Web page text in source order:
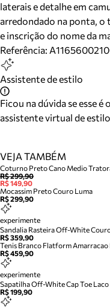
laterais e detalhe em
arredondado na ponta, o
e inscrição do nome da
Referência:
Assistente de estilo
Ficou na dúvida se esse
assistente virtual de
VEJA TAMBÉM
Coturno Preto Cano Medio
R$ 299,90
R$ 149,90
Mocassim Preto Couro Luma
R$ 299,90
experimente
Sandalia Rasteira Off-White
R$ 359,90
Tenis Branco Flatform
R$ 459,90
experimente
Sapatilha Off-White Cap Toe Laco
R$ 199,90